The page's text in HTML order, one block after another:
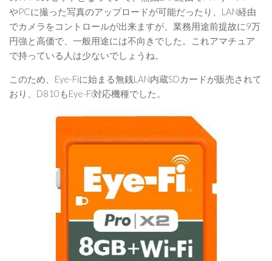
やPCに撮った写真のアップロードが可能だったり、LAN経由
でカメラをコントロールが出来ますが、業務用途前提故に9万
円強と高価で、一般用途には不向きでした。これアマチュア
で持っている人は少ないでしょうね。
このため、Eye-Fiに始まる無銭LAN内蔵SDカードが販売されて
おり、D810もEye-Fi対応機種でした。